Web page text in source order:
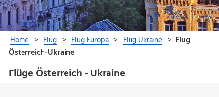
Flüge Österreich - Ukraine